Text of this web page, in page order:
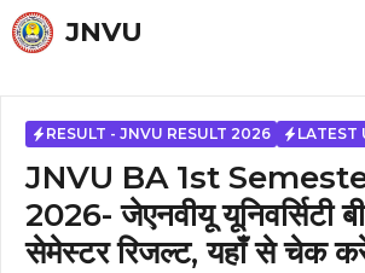
Skip
to
JNVU
RESULT - JNVU RESULT 2026 LATEST
JNVU BA 1st
2026- जेएनवीयू यूनिवर्सिटी
सेमेस्टर रिजल्ट, यहाँ से चेक